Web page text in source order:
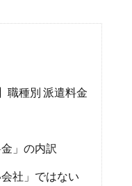
職種別 派遣料金
」の内訳
社」ではない